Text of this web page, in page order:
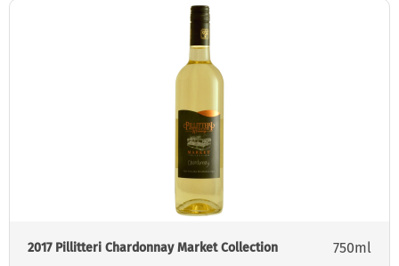
2017 Pillitteri Chardonnay Market Collection 750ml